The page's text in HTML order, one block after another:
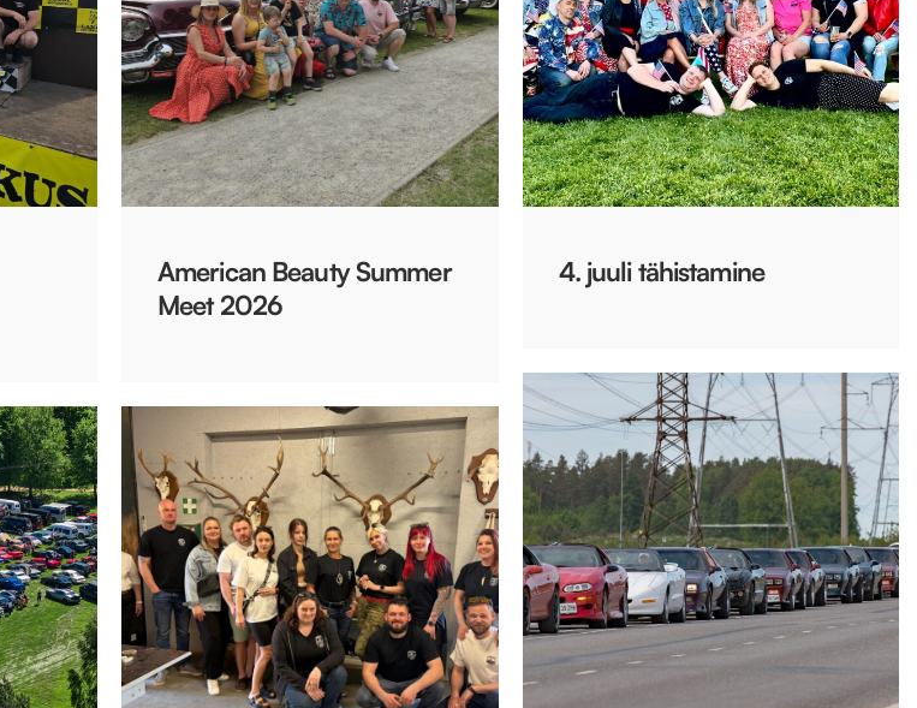
American Beauty Summer
Meet 2026
4. juuli tähistamine